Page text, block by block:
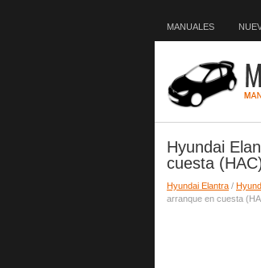
MANUALES
Hyundai
cuesta
Hyundai Elantra /
arranque en cuesta